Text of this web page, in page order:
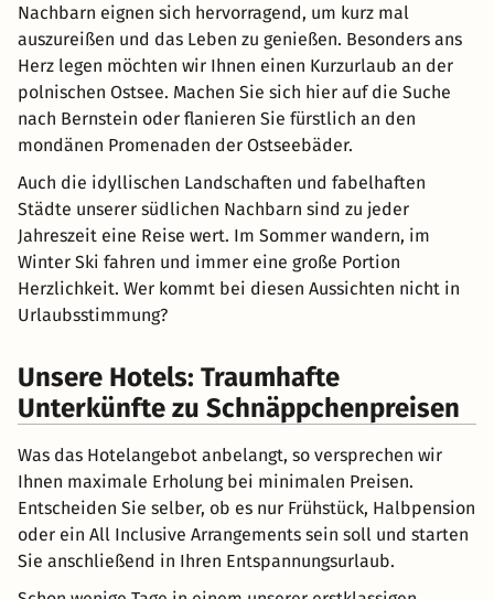
Nachbarn eignen sich hervorragend, um kurz mal
auszureißen und das Leben zu genießen. Besonders ans
Herz legen möchten wir Ihnen einen Kurzurlaub an der
polnischen Ostsee. Machen Sie sich hier auf die Suche
nach Bernstein oder flanieren Sie fürstlich an den
mondänen Promenaden der Ostseebäder.
Auch die idyllischen Landschaften und fabelhaften
Städte unserer südlichen Nachbarn sind zu jeder
Jahreszeit eine Reise wert. Im Sommer wandern, im
Winter Ski fahren und immer eine große Portion
Herzlichkeit. Wer kommt bei diesen Aussichten nicht in
Urlaubsstimmung?
Unsere Hotels: Traumhafte
Unterkünfte zu Schnäppchenpreisen
Was das Hotelangebot anbelangt, so versprechen wir
Ihnen maximale Erholung bei minimalen Preisen.
Entscheiden Sie selber, ob es nur Frühstück, Halbpension
oder ein All Inclusive Arrangements sein soll und starten
Sie anschließend in Ihren Entspannungsurlaub.